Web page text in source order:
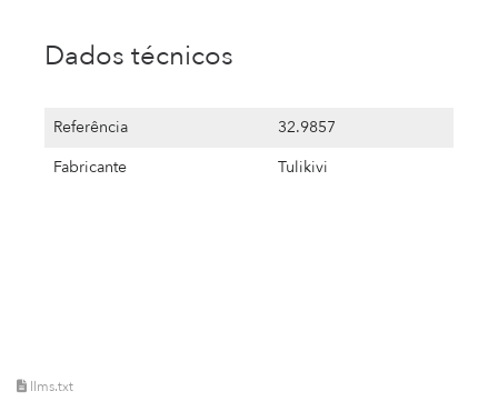
Dados técnicos
Referência
32.9857
Fabricante
Tulikivi
llms.txt